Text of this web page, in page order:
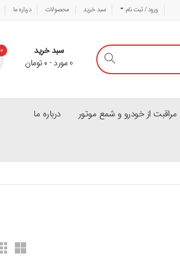
ورود / ثبت نام سبد خرید محصولات درباره ما
0
سبد خرید
0مورد-۰ تومان
از خودرو و شمع موتور درباره ما